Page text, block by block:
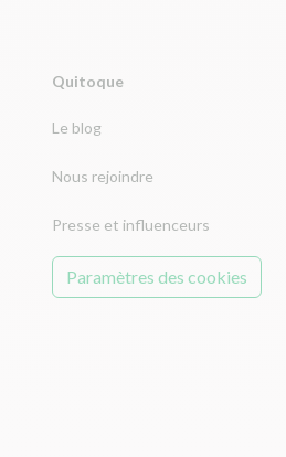
Quitoque
Le blog
Nous rejoindre
Presse et influenceurs
Paramètres des cookies